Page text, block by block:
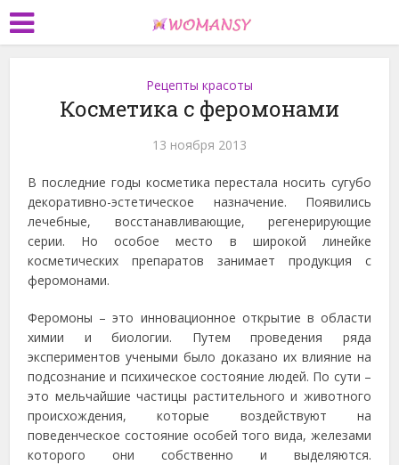
Рецепты красоты
Косметика с феромонами
13 ноября 2013
В последние годы косметика перестала носить сугубо
декоративно-эстетическое назначение. Появились
лечебные, восстанавливающие, регенерирующие
серии. Но особое место в широкой линейке
косметических препаратов занимает продукция с
феромонами.
Феромоны – это инновационное открытие в области
химии и биологии. Путем проведения ряда
экспериментов учеными было доказано их влияние на
подсознание и психическое состояние людей. По сути –
это мельчайшие частицы растительного и животного
происхождения, которые воздействуют на
поведенческое состояние особей того вида, железами
которого они собственно и выделяются.